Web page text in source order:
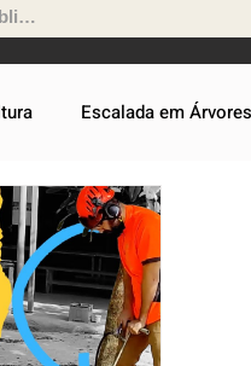
Escalada em Árvores
Cursos Normas